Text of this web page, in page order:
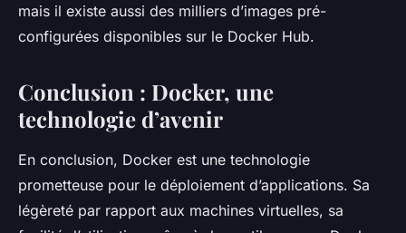
mais il existe aussi des milliers d’images pré-
configurées disponibles sur le Docker Hub.
Conclusion : Docker, une
technologie d’avenir
En conclusion, Docker est une technologie
prometteuse pour le déploiement d’applications. Sa
légèreté par rapport aux machines virtuelles, sa